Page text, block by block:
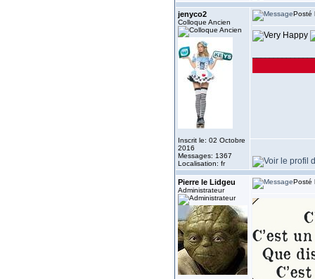
jenyco2
Colloque Ancien
Inscrit le: 02 Octobre
2016
Messages: 1367
Localisation: fr
Posté
Pierre le Lidgeu
Administrateur
Posté